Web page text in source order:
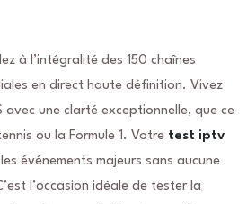
à l’intégralité des 150 chaînes
en direct haute définition. Vivez
avec une clarté exceptionnelle, que ce
ou la Formule 1. Votre test iptv
événements majeurs sans aucune
l’occasion idéale de tester la